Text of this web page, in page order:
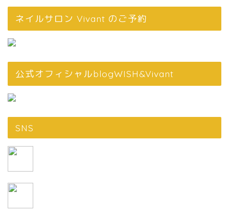
ネイルサロン Vivant のご予約
公式オフィシャルblogWISH&Vivant
SNS